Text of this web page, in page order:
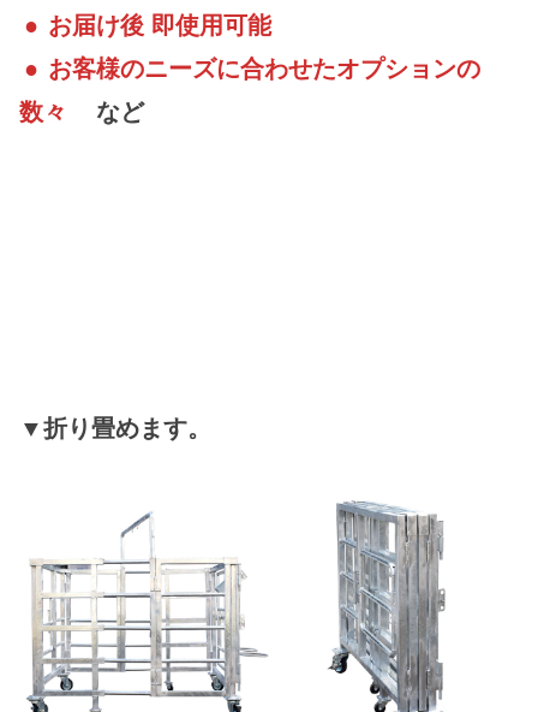
● お届け後 即使用可能
● お客様のニーズに合わせたオプションの
数々
など
▼折り畳めます。